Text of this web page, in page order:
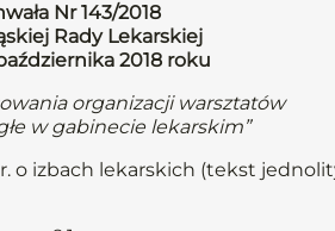
Nr 143/2018
Rady Lekarskiej
2018 roku
organizacji warsztatów
w gabinecie lekarskim”
izbach lekarskich (tekst